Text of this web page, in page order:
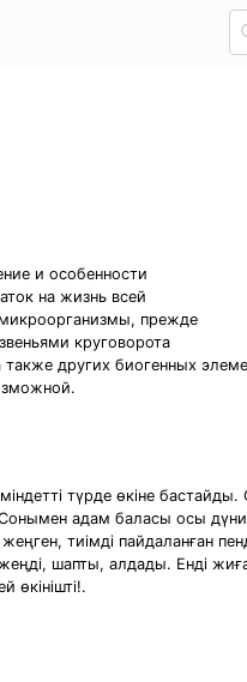
и особенности
на жизнь всей
прежде
круговорота
других биогенных
түрде өкіне
Сонымен адам баласы осы
тиімді пайдаланған
шапты, алдады. Енді
өкінішті!.